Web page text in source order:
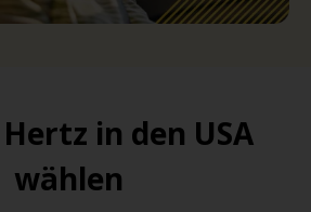
in den USA
wählen